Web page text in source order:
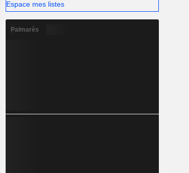
Espace mes listes
Palmarès